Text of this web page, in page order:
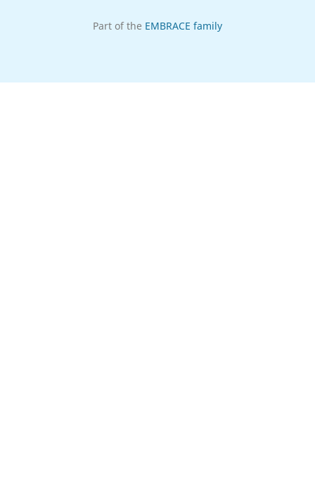
Part of the EMBRACE family